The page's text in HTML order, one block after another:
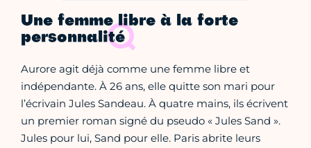
Une femme libre à la forte
personnalité
Aurore agit déjà comme une femme libre et
indépendante. À 26 ans, elle quitte son mari pour
l’écrivain Jules Sandeau. À quatre mains, ils écrivent
un premier roman signé du pseudo « Jules Sand ».
Jules pour lui, Sand pour elle. Paris abrite leurs